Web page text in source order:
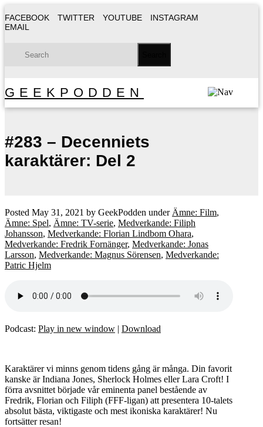
FACEBOOK TWITTER YOUTUBE
INSTAGRAM
EMAIL
GEEKPODDEN
#283 – Decenniets
karaktärer: Del 2
Posted May 31, 2021 by GeekPodden under Ämne: Film,
Ämne: Spel, Ämne: TV-serie, Medverkande: Filiph
Johansson, Medverkande: Florian Lindbom Ohara,
Medverkande: Fredrik Fornänger, Medverkande: Jonas
Larsson, Medverkande: Magnus Sörensen, Medverkande:
Patric Hjelm
Podcast: Play in new window | Download
Karaktärer vi minns genom tidens gång är många. Din favorit
kanske är Indiana Jones, Sherlock Holmes eller Lara Croft! I
förra avsnittet började vår eminenta panel bestående av
Fredrik, Florian och Filiph (FFF-ligan) att presentera 10-talets
absolut bästa, viktigaste och mest ikoniska karaktärer! Nu
fortsätter resan!